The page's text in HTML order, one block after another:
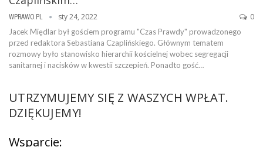
WPRAWO.PL sty 24, 2022 0
Jacek Międlar był gościem programu "Czas Prawdy" prowadzonego
przed redaktora Sebastiana Czaplińskiego. Głównym tematem
rozmowy było stanowisko hierarchii kościelnej wobec segregacji
sanitarnej i nacisków w kwestii szczepień. Ponadto gość…
UTRZYMUJEMY SIĘ Z WASZYCH WPŁAT.
DZIĘKUJEMY!
Wsparcie: